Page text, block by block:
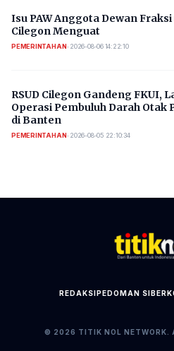
Isu PAW Anggota Dewan Fraksi
Cilegon Menguat
PEMERINTAHAN• 2026-08-06 14:22:10
RSUD Cilegon Gandeng FKUI,
Operasi Pembuluh Darah Otak
di Banten
PEMERINTAHAN• 2026-08-05 22:10:34
REDAKSIPEDOMAN SIBER
© 2026 TITIK NOL NETWORK.